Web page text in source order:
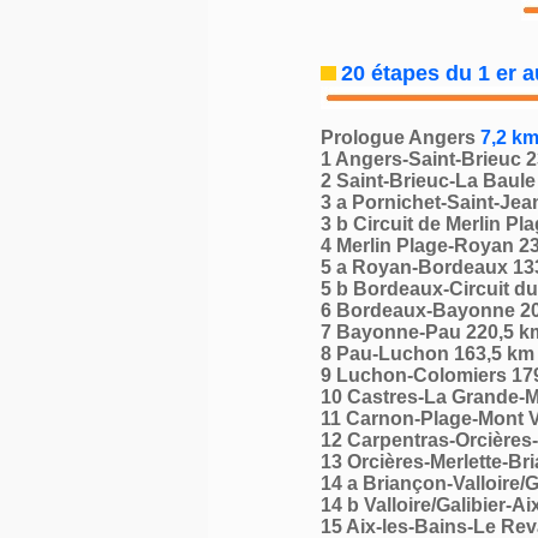
20 étapes du 1 er
Prologue Angers 7,2
1 Angers-Saint-Brieuc
2 Saint-Brieuc-La Baule
3 a Pornichet-Saint-
3 b Circuit de Merlin
4 Merlin Plage-Royan
5 a Royan-Bordeaux
5 b Bordeaux-Circuit
6 Bordeaux-Bayonne
7 Bayonne-Pau 220,5
8 Pau-Luchon 163,5 km
9 Luchon-Colomiers
10 Castres-La Grande-
11 Carnon-Plage-Mont
12 Carpentras-
13 Orcières-Merlette-
14 a Briançon-Valloire/
14 b Valloire/Galibier-
15 Aix-les-Bains-Le